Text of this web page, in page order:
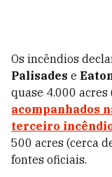
Os incêndios
Palisades e
quase 4.000 acres
acompanhados
terceiro
500 acres (cerca
fontes oficiais.